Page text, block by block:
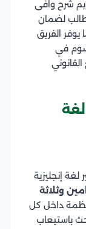
شرح وافى
لضمان
الفريق
في
لغة إنجليزية
وثلاثة
داخل كل
باستيعاب